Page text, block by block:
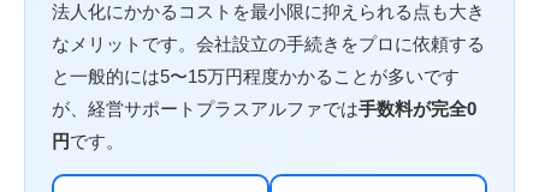
法人化にかかるコストを最小限に抑えられる点も大き
なメリットです。会社設立の手続きをプロに依頼する
と一般的には5〜15万円程度かかることが多いです
が、経営サポートプラスアルファでは手数料が完全0
円です。